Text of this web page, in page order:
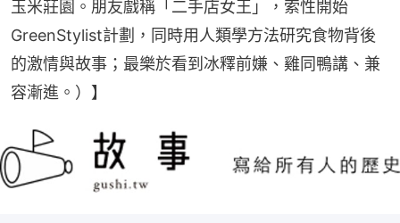
玉米莊園。朋友戲稱「二手店女王」，索性開始
GreenStylist計劃，同時用人類學方法研究食物背後
的激情與故事；最樂於看到冰釋前嫌、雞同鴨講、兼
容漸進。）】